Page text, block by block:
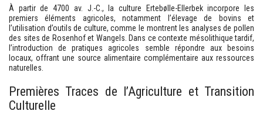
À partir de 4700 av. J.-C., la culture Ertebølle-Ellerbek incorpore les
premiers éléments agricoles, notamment l’élevage de bovins et
l’utilisation d’outils de culture, comme le montrent les analyses de pollen
des sites de Rosenhof et Wangels. Dans ce contexte mésolithique tardif,
l’introduction de pratiques agricoles semble répondre aux besoins
locaux, offrant une source alimentaire complémentaire aux ressources
naturelles.
Premières Traces de l’Agriculture et Transition
Culturelle